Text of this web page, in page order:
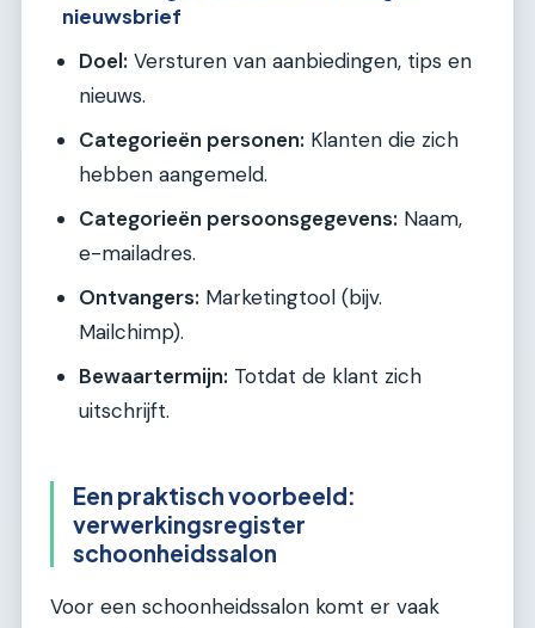
nieuwsbrief
Doel: Versturen van aanbiedingen, tips en
nieuws.
Categorieën personen: Klanten die zich
hebben aangemeld.
Categorieën persoonsgegevens: Naam,
e-mailadres.
Ontvangers: Marketingtool (bijv.
Mailchimp).
Bewaartermijn: Totdat de klant zich
uitschrijft.
Een praktisch voorbeeld:
verwerkingsregister
schoonheidssalon
Voor een schoonheidssalon komt er vaak